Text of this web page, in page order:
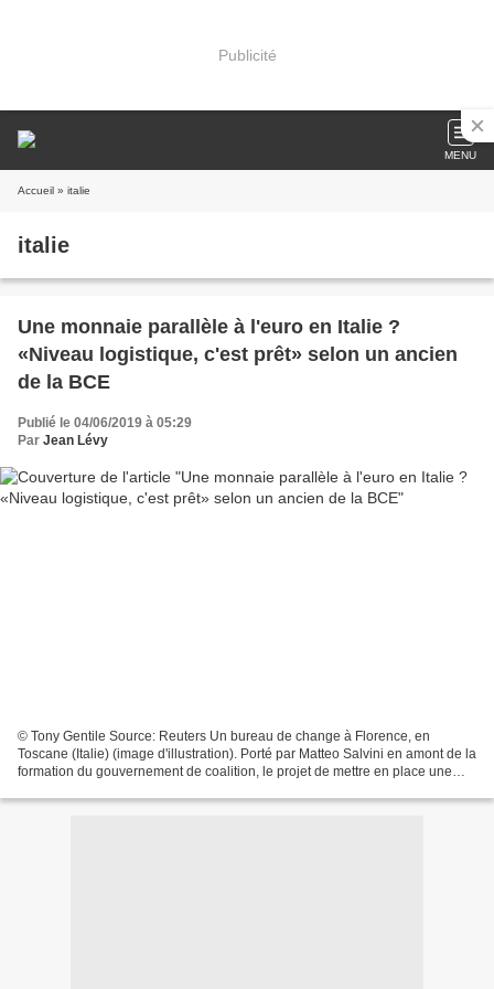
Publicité
MENU
Accueil » italie
italie
Une monnaie parallèle à l'euro en Italie ?
«Niveau logistique, c'est prêt» selon un ancien
de la BCE
Publié le 04/06/2019 à 05:29
Par Jean Lévy
© Tony Gentile Source: Reuters Un bureau de change à Florence, en
Toscane (Italie) (image d'illustration). Porté par Matteo Salvini en amont de la
formation du gouvernement de coalition, le projet de mettre en place une